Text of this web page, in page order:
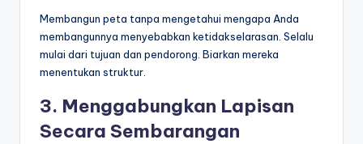
Membangun peta tanpa mengetahui mengapa Anda
membangunnya menyebabkan ketidakselarasan. Selalu
mulai dari tujuan dan pendorong. Biarkan mereka
menentukan struktur.
3. Menggabungkan Lapisan
Secara Sembarangan